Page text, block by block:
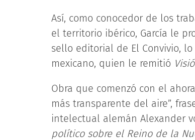
Así, como conocedor de los
el territorio ibérico, García le
sello editorial de El Convivio,
mexicano, quien le remitió
Obra que comenzó con el
más transparente del aire”,
intelectual alemán Alexander
político sobre el Reino de la